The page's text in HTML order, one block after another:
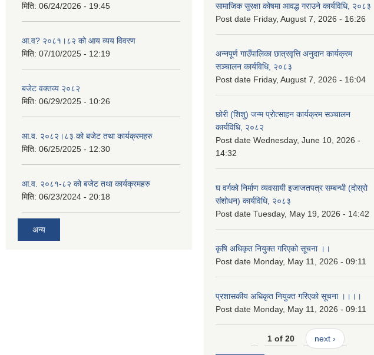
मिति: 06/24/2026 - 19:45
आ.व? २०८१।८२ को आय व्यय विवरण
मिति: 07/10/2025 - 12:19
बजेट वक्तव्य २०८२
मिति: 06/29/2025 - 10:26
आ.व. २०८२।८३ को बजेट तथा कार्यक्रमहरु
मिति: 06/25/2025 - 12:30
आ.व. २०८१-८२ को बजेट तथा कार्यक्रमहरु
मिति: 06/23/2024 - 20:18
अन्य
सामाजिक सुरक्षा कोषमा आवद्ध गराउने कार्यविधि, २०८३
Post date Friday, August 7, 2026 - 16:26
अन्नपूर्ण गाउँपालिका छात्रवृत्ति अनुदान कार्यक्रम
सञ्चालन कार्यविधि, २०८३
Post date Friday, August 7, 2026 - 16:04
छोरी (शिशु) जन्म प्रोत्साहन कार्यक्रम सञ्चालन
कार्यविधि, २०८२
Post date Wednesday, June 10, 2026 -
14:32
घ वर्गको निर्माण व्यवसायी इजाजतपत्र सम्बन्धी (दोस्रो
संशोधन) कार्यविधि, २०८३
Post date Tuesday, May 19, 2026 - 14:42
कृषि अधिकृत नियुक्त गरिएको सूचना ।।
Post date Monday, May 11, 2026 - 09:11
प्रशासकीय अधिकृत नियुक्त गरिएको सूचना ।।।।
Post date Monday, May 11, 2026 - 09:11
1 of 20 next ›